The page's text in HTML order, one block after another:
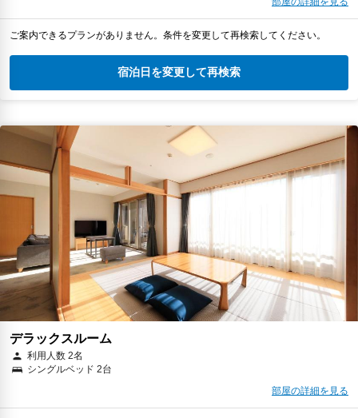
ご案内できるプランがありません。条件を変更して再検索してください。
宿泊日を変更して再検索
デラックスルーム
利用人数 2名
シングルベッド 2台
部屋の詳細を見る